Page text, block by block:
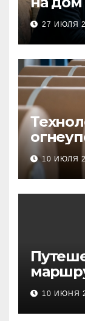
27 ИЮЛЯ
10 ИЮЛЯ
10 ИЮНЯ